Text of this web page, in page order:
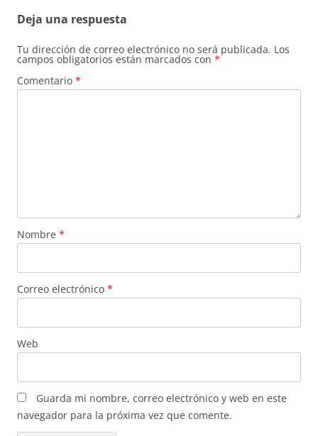
Deja una respuesta
Tu dirección de correo electrónico no será publicada. Los
campos obligatorios están marcados con *
Comentario *
Nombre *
Correo electrónico *
Web
Guarda mi nombre, correo electrónico y web en este
navegador para la próxima vez que comente.